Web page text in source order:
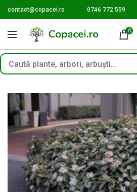
contact@copacei.ro 0746 772 559
0